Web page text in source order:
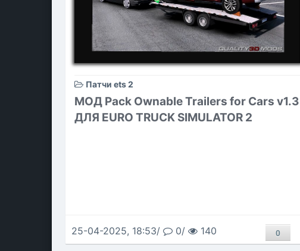
Патчи ets 2
МОД Pack Ownable Trailers for Cars v1.3
ДЛЯ EURO TRUCK SIMULATOR 2
25-04-2025, 18:53/ 0/ 140 0